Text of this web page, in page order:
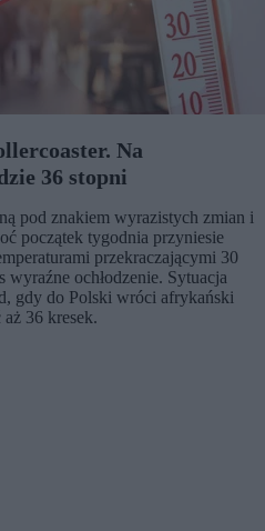
Na
36 stopni
pod znakiem wyrazistych zmian i
początek tygodnia przyniesie
przekraczającymi 30
ochłodzenie. Sytuacja
gdy do Polski wróci afrykański
aż 36 kresek.